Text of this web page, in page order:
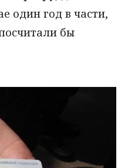
один год в части,
бы